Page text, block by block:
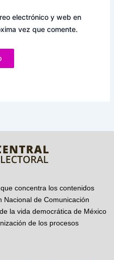
electrónico y web en
vez que comente.
concentra los contenidos
Nacional de Comunicación
la vida democrática de México
de los procesos